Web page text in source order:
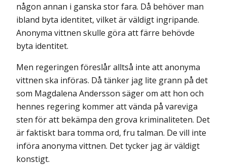
någon annan i ganska stor fara. Då behöver man
ibland byta identitet, vilket är väldigt ingripande.
Anonyma vittnen skulle göra att färre behövde
byta identitet.
Men regeringen föreslår alltså inte att anonyma
vittnen ska införas. Då tänker jag lite grann på det
som Magdalena Andersson säger om att hon och
hennes regering kommer att vända på vareviga
sten för att bekämpa den grova kriminaliteten. Det
är faktiskt bara tomma ord, fru talman. De vill inte
införa anonyma vittnen. Det tycker jag är väldigt
konstigt.